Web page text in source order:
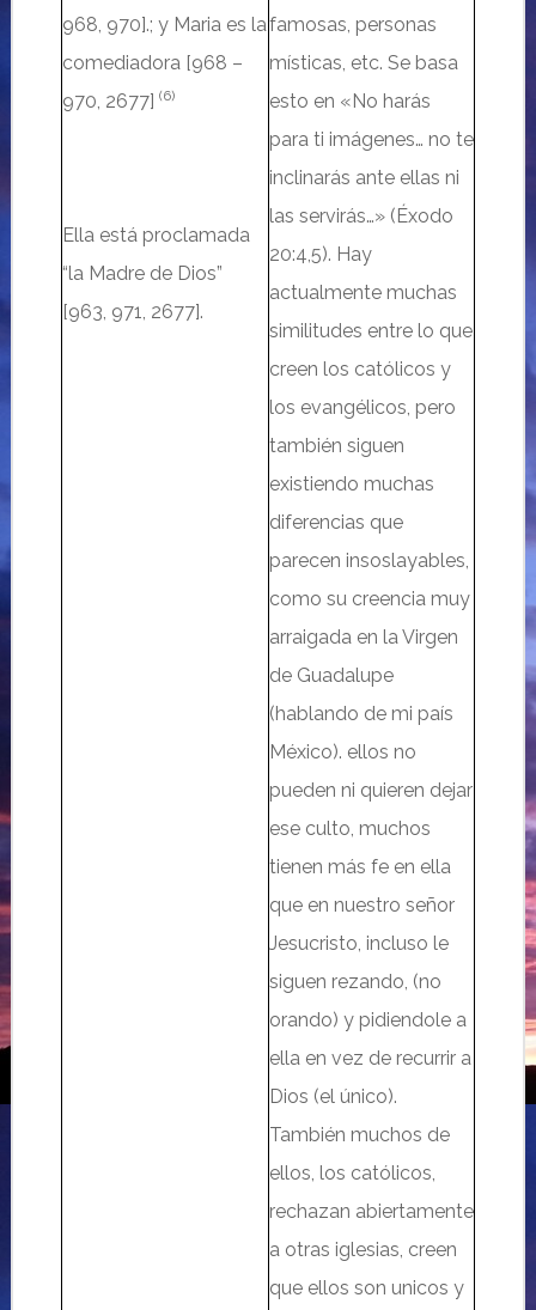
968, 970].; y Maria es la
comediadora[968 –
970, 2677] (6)
Ella está proclamada
“la Madre de Dios”
[963, 971, 2677].
famosas, personas
místicas, etc. Se basa
esto en «No harás
para ti imágenes… no te
inclinarás ante ellas ni
las servirás…» (Éxodo
20:4,5). Hay
actualmente muchas
similitudes entre lo que
creen los católicos y
los evangélicos, pero
también siguen
existiendo muchas
diferencias que
parecen insoslayables,
como su creencia muy
arraigada en la Virgen
de Guadalupe
(hablando de mi país
México). ellos no
pueden ni quieren dejar
ese culto, muchos
tienen más fe en ella
que en nuestro señor
Jesucristo, incluso le
siguen rezando, (no
orando) y pidiendole a
ella en vez de recurrir a
Dios (el único).
También muchos de
ellos, los católicos,
rechazan abiertamente
a otras iglesias, creen
que ellos son unicos y